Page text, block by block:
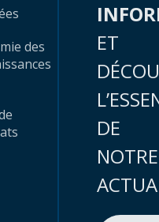
des
ET
DE
NOTRE